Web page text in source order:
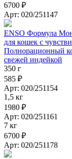
6700 ₽
Арт: 020/251147
ENSO Формула
для кошек с
Полнорационный
свежей индейкой
350 г
585 ₽
Арт: 020/251154
1,5 кг
1980 ₽
Арт: 020/251161
7 кг
6700 ₽
Арт: 020/251178